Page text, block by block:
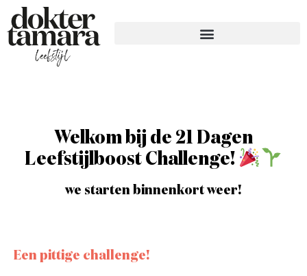
Welkom bij de 21 Dagen
Leefstijlboost Challenge!
we starten binnenkort weer!
Een pittige challenge!